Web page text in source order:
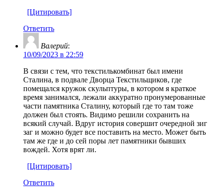
[Цитировать]
Ответить
Валерий:
10/09/2023 в 22:59
В связи с тем, что текстилькомбинат был имени
Сталина, в подвале Дворца Текстильщиков, где
помещался кружок скульптуры, в котором я краткое
время занимался, лежали аккуратно пронумерованные
части памятника Сталину, который где то там тоже
должен был стоять. Видимо решили сохранить на
всякий случай. Вдруг история совершит очередной зиг
заг и можно будет все поставить на место. Может быть
там же где и до сей поры лет памятники бывших
вождей. Хотя врят ли.
[Цитировать]
Ответить